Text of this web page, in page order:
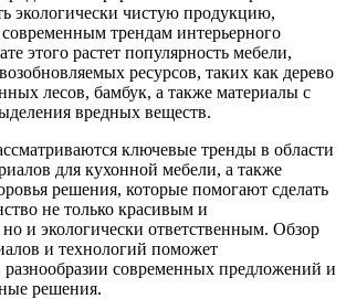
экологически чистую продукцию,
трендам интерьерного
этого растет популярность мебели,
ресурсов, таких как дерево
лесов, бамбук, а также материалы с
вредных веществ.
ключевые тренды в области
для кухонной мебели, а также
решения, которые помогают сделать
не только красивым и
и экологически ответственным. Обзор
и технологий поможет
разнообразии современных предложений и
решения.